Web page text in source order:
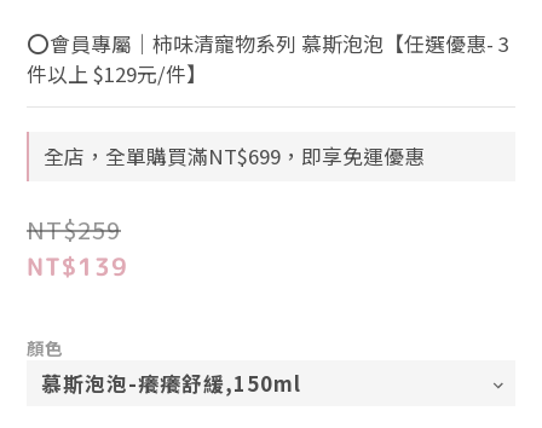
⭕會員專屬｜柿味清寵物系列 慕斯泡泡【任選優惠- 3
件以上 $129元/件】
全店，全單購買滿NT$699，即享免運優惠
NT$259
NT$139
顏色